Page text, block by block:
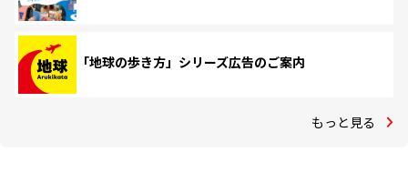
「地球の歩き方」シリーズ広告のご案内
もっと見る